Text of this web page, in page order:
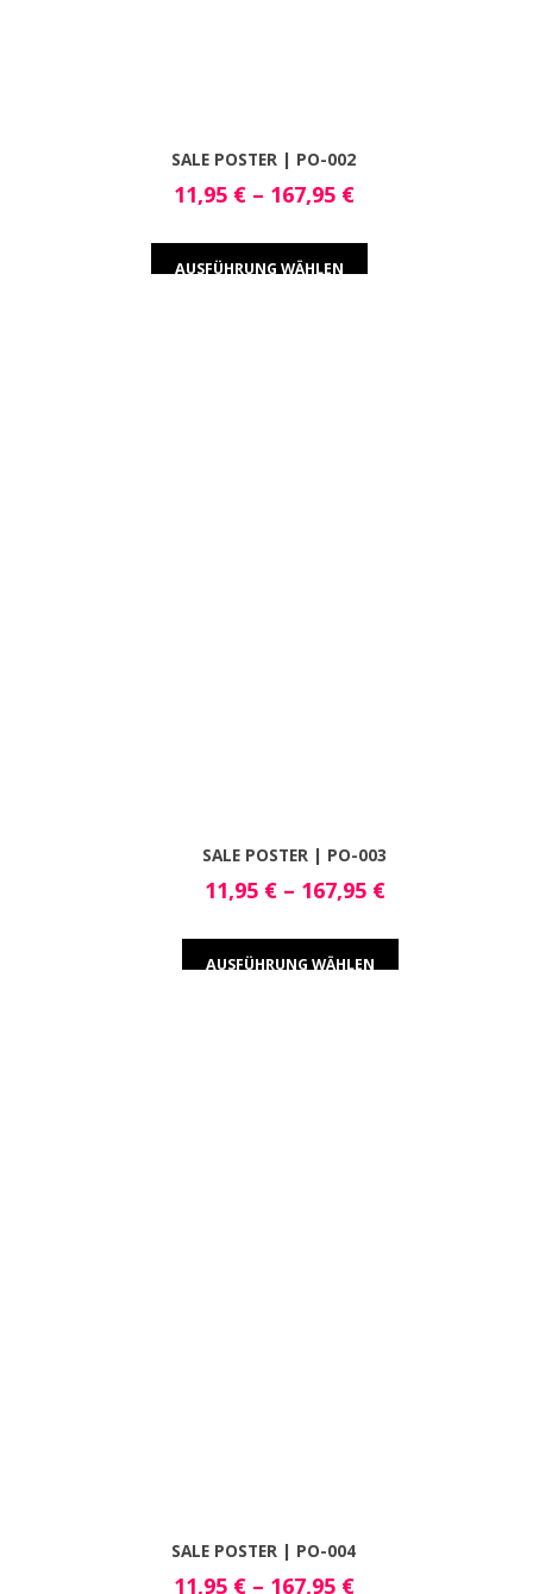
SALE POSTER | PO-002
11,95 €– 167,95 €
AUSFÜHRUNG WÄHLEN
SALE POSTER | PO-003
11,95 €– 167,95 €
AUSFÜHRUNG WÄHLEN
SALE POSTER | PO-004
11,95 €– 167,95 €